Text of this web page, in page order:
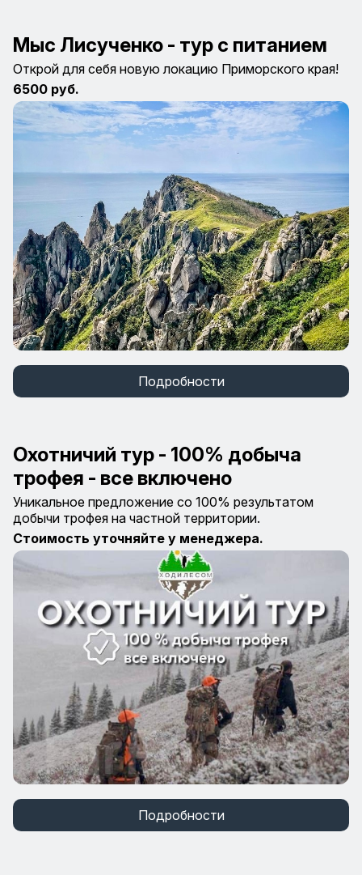
Мыс Лисученко - тур с питанием
Открой для себя новую локацию Приморского края!
6500 руб.
Подробности
Охотничий тур - 100% добыча
трофея - все включено
Уникальное предложение со 100% результатом
добычи трофея на частной территории.
Стоимость уточняйте у менеджера.
Подробности